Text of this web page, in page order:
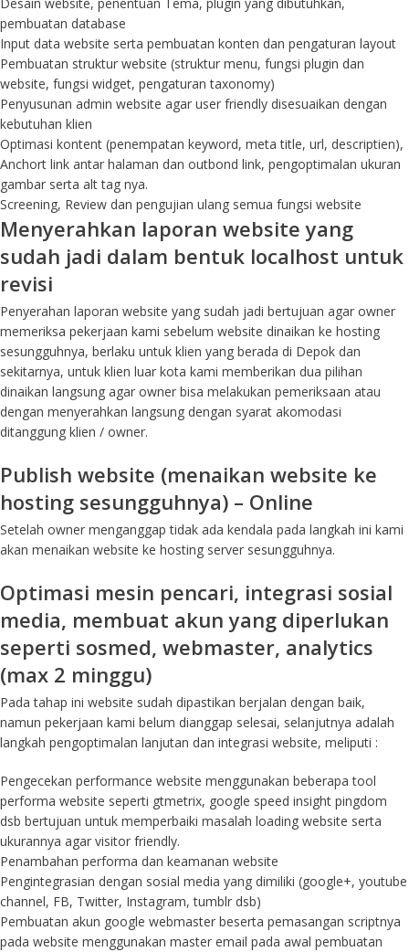
pembuatan database
Input data website serta pembuatan konten dan pengaturan layout
Pembuatan struktur website (struktur menu, fungsi plugin dan
website, fungsi widget, pengaturan taxonomy)
Penyusunan admin website agar user friendly disesuaikan dengan
kebutuhan klien
Optimasi kontent (penempatan keyword, meta title, url, descriptien),
Anchort link antar halaman dan outbond link, pengoptimalan ukuran
gambar serta alt tag nya.
Screening, Review dan pengujian ulang semua fungsi website
Menyerahkan laporan website yang
sudah jadi dalam bentuk localhost untuk
revisi
Penyerahan laporan website yang sudah jadi bertujuan agar owner
memeriksa pekerjaan kami sebelum website dinaikan ke hosting
sesungguhnya, berlaku untuk klien yang berada di Depok dan
sekitarnya, untuk klien luar kota kami memberikan dua pilihan
dinaikan langsung agar owner bisa melakukan pemeriksaan atau
dengan menyerahkan langsung dengan syarat akomodasi
ditanggung klien / owner.
Publish website (menaikan website ke
hosting sesungguhnya) – Online
Setelah owner menganggap tidak ada kendala pada langkah ini kami
akan menaikan website ke hosting server sesungguhnya.
Optimasi mesin pencari, integrasi sosial
media, membuat akun yang diperlukan
seperti sosmed, webmaster, analytics
(max 2 minggu)
Pada tahap ini website sudah dipastikan berjalan dengan baik,
namun pekerjaan kami belum dianggap selesai, selanjutnya adalah
langkah pengoptimalan lanjutan dan integrasi website, meliputi :
Pengecekan performance website menggunakan beberapa tool
performa website seperti gtmetrix, google speed insight pingdom
dsb bertujuan untuk memperbaiki masalah loading website serta
ukurannya agar visitor friendly.
Penambahan performa dan keamanan website
Pengintegrasian dengan sosial media yang dimiliki (google+, youtube
channel, FB, Twitter, Instagram, tumblr dsb)
Pembuatan akun google webmaster beserta pemasangan scriptnya
pada website menggunakan master email pada awal pembuatan